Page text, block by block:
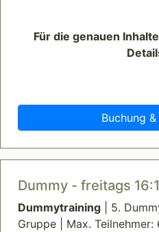
Für die genauen
Buchung
Dummy - freitags
Dummytraining | 5.
Gruppe | Max.